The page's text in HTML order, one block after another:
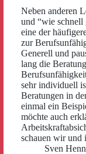
Neben anderen
und “wie schnell
eine der
zur
Generell und
lang die
sehr individuell
Beratungen in
einmal ein
möchte auch
schauen wir
Sven